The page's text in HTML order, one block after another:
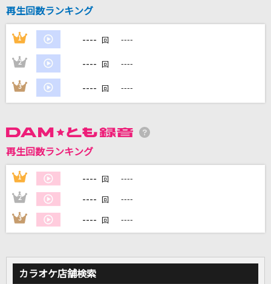
井上苑子
ドラえもんのうた(ドラえもんアニメバージョン)
山野さと子、(台詞)大山のぶ代
もっと見る
カラオケ最新情報をチェック！
DAMに会員登録・ログインして
自宅でカラオケ歌い放題！
再生回数ランキング
1 ---- 回 ----
2 ---- 回 ----
3 ---- 回 ----
再生回数ランキング
1 ---- 回 ----
2 ---- 回 ----
3 ---- 回 ----
カラオケ店舗検索